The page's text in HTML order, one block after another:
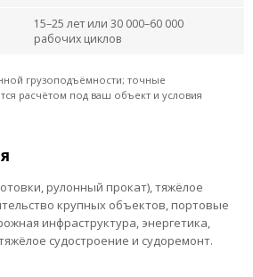
15–25 лет или 30 000–60 000
рабочих циклов
грузоподъёмности; точные
расчётом под ваш объект и условия
рулонный прокат), тяжёлое
крупных объектов, портовые
инфраструктура, энергетика,
судостроение и судоремонт.